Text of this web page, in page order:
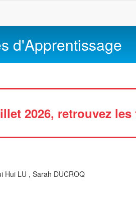
d'Apprentissage
2026, retrouvez
Hui LU , Sarah DUCROQ